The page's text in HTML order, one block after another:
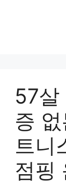
57살
증
트니
점핑